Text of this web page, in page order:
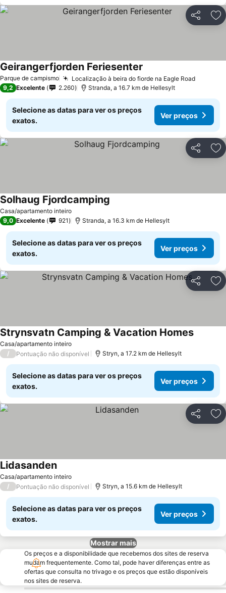
Partilhar
Parque de campismo Localização à beira do fiorde na Eagle Road
Geirangerfjorden Feriesenter
9,2 Excelente 2.260 Stranda, a 16.7 km de Hellesylt
Selecione as datas para ver os preços
exatos.
Ver preços
Partilhar
Casa/apartamento inteiro
Solhaug Fjordcamping
9,0 Excelente 921 Stranda, a 16.3 km de Hellesylt
Selecione as datas para ver os preços
exatos.
Ver preços
Partilhar
Casa/apartamento inteiro
Strynsvatn Camping & Vacation Homes
/ Pontuação não disponível Stryn, a 17.2 km de Hellesylt
Selecione as datas para ver os preços
exatos.
Ver preços
Partilhar
Casa/apartamento inteiro
Lidasanden
/ Pontuação não disponível Stryn, a 15.6 km de Hellesylt
Selecione as datas para ver os preços
exatos.
Ver preços
Mostrar mais
Os preços e a disponibilidade que recebemos dos sites de reserva
mudam frequentemente. Como tal, pode haver diferenças entre as
ofertas que consulta no trivago e os preços que estão disponíveis
nos sites de reserva.